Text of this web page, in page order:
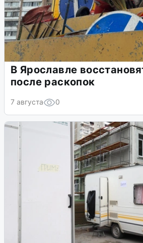
В Ярославле
после раскопок
7 августа 0